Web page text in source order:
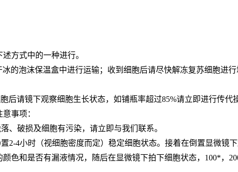
方式中的一种进行。
的泡沫保温盒中进行运输；收到细胞后请尽快解冻复苏细胞进
后请镜下观察细胞生长状态，如铺瓶率超过85%请立即进行传
事项：
、破损及细胞有污染，请立即与我们联系。
2-4小时（视细胞密度而定）稳定细胞状态。接着在倒置显微镜
色和是否有漏液情况，随后在显微镜下拍下细胞状态，100*，